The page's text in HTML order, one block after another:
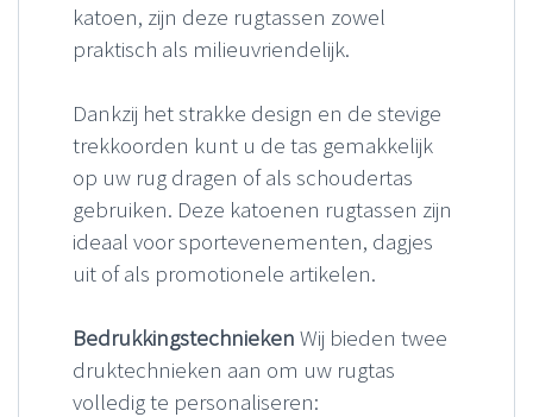
katoen, zijn deze rugtassen zowel
praktisch als milieuvriendelijk.
Dankzij het strakke design en de stevige
trekkoorden kunt u de tas gemakkelijk
op uw rug dragen of als schoudertas
gebruiken. Deze katoenen rugtassen zijn
ideaal voor sportevenementen, dagjes
uit of als promotionele artikelen.
Bedrukkingstechnieken Wij bieden twee
druktechnieken aan om uw rugtas
volledig te personaliseren: